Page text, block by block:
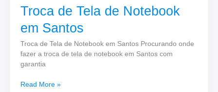
Troca de Tela de Notebook
em Santos
Troca de Tela de Notebook em Santos Procurando onde
fazer a troca de tela de notebook em Santos com
garantia
Read More »